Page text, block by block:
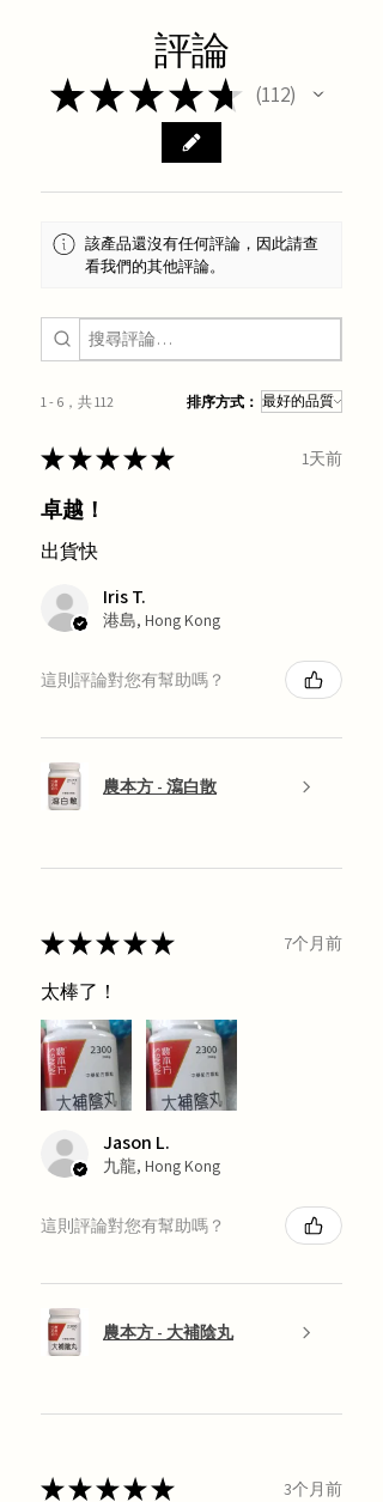
評論
★★★★★ 112
112
該產品還沒有任何評論，因此請查
看我們的其他評論。
1 - 6，共 112 排序方式：
★★★★★ 1天前
卓越！
出貨快
Iris T.
港島, Hong Kong
這則評論對您有幫助嗎？
農本方 - 瀉白散
★★★★★ 7个月前
太棒了！
Jason L.
九龍, Hong Kong
這則評論對您有幫助嗎？
農本方 - 大補陰丸
★★★★★ 3个月前